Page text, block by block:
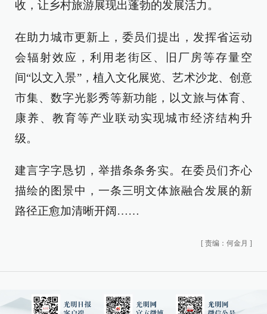
收，让乡村旅游展现出蓬勃的发展活力。
在助力城市更新上，委员们提出，发挥省运动
会辐射效应，利用老街区、旧厂房等存量空
间“以文入景”，植入文化展览、艺术沙龙、创意
市集、数字光影秀等新功能，以文旅与体育、
康养、教育等产业联动实现城市经济结构升
级。
建言字字恳切，举措条条务实。在委员们齐心
描绘的图景中，一条三明文体旅融合发展的新
路径正愈加清晰开阔……
[ 责编：何金月 ]